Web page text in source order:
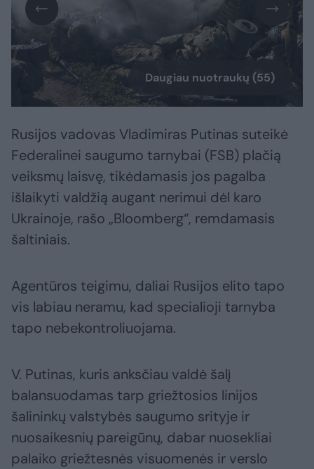
Daugiau nuotraukų (55)
Rusijos vadovas Vladimiras Putinas suteikė
Federalinei saugumo tarnybai (FSB) plačią
veiksmų laisvę, tikėdamasis jos pagalba
išlaikyti valdžią augant nerimui dėl karo
Ukrainoje, rašo „Bloomberg“, remdamasis
šaltiniais.
Agentūros teigimu, daliai Rusijos elito tapo
vis labiau neramu, kad specialioji tarnyba
tapo nebekontroliuojama.
V. Putinas, kuris anksčiau valdė šalį
balansuodamas tarp griežtosios linijos
šalininkų valstybės saugumo srityje ir
nuosaikesnių pareigūnų, dabar nuosekliai
palaiko griežtesnės visuomenės ir verslo